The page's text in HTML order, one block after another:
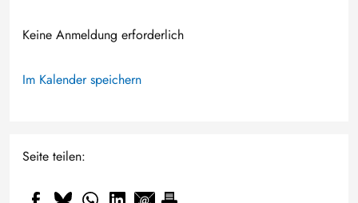
Keine Anmeldung erforderlich
Im Kalender speichern
Seite teilen: